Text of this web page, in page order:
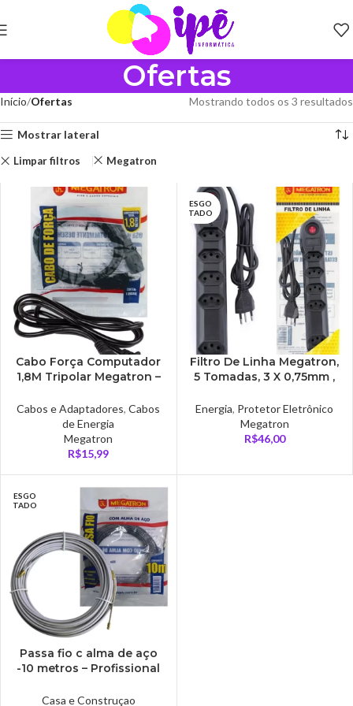
Ofertas
Início Ofertas Mostrando todos os 3 resultados
Mostrar lateral
Limpar filtros Megatron
Cabo Força Computador
1,8M Tripolar Megatron –
Cabos e Adaptadores,Cabos
de Energia
Megatron
R$15,99
ESGO
TADO
Filtro De Linha Megatron,
5 Tomadas, 3 X 0,75mm ,
Energia, Protetor Eletrônico
Megatron
R$46,00
ESGO
TADO
Passa fio c alma de aço
-10 metros – Profissional
Casa e Construçao